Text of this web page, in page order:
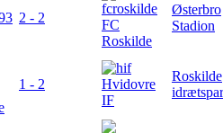
2 - 2
FC
Roskilde
Østerbro
Stadion
1 - 2
Hvidovre
IF
Roskilde